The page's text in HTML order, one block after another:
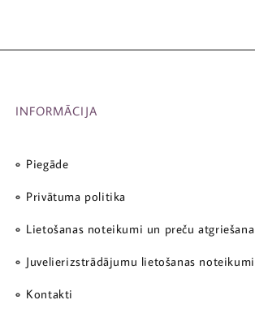
INFORMĀCIJA
Piegāde
Privātuma politika
Lietošanas noteikumi un preču atgriešana
Juvelierizstrādājumu lietošanas noteikumi
Kontakti